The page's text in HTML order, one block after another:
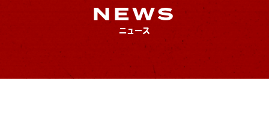
NEWS
ニュース